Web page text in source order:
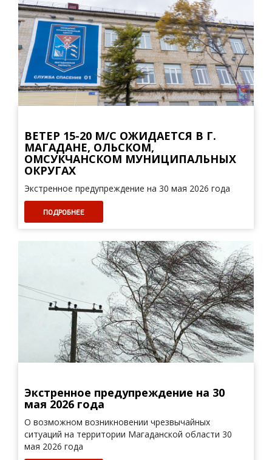
ВЕТЕР 15-20 М/С ОЖИДАЕТСЯ В Г.
МАГАДАНЕ, ОЛЬСКОМ,
ОМСУКЧАНСКОМ МУНИЦИПАЛЬНЫХ
ОКРУГАХ
Экстренное предупреждение на 30 мая 2026 года
ПОДРОБНЕЕ
Экстренное предупреждение на 30
мая 2026 года
О возможном возникновении чрезвычайных
ситуаций на территории Магаданской области 30
мая 2026 года